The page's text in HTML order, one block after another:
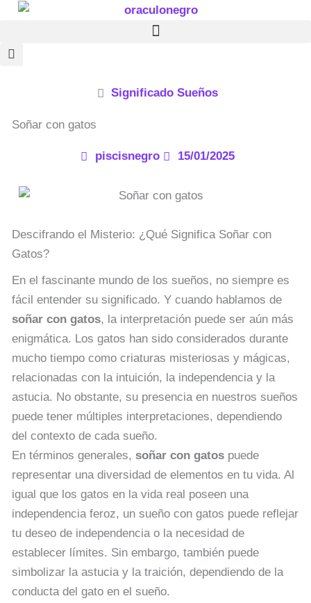
contenido
Significado Sueños
Soñar con gatos
piscisnegro 15/01/2025
Descifrando el Misterio: ¿Qué Significa Soñar con
Gatos?
En el fascinante mundo de los sueños, no siempre es
fácil entender su significado. Y cuando hablamos de
soñar con gatos, la interpretación puede ser aún más
enigmática. Los gatos han sido considerados durante
mucho tiempo como criaturas misteriosas y mágicas,
relacionadas con la intuición, la independencia y la
astucia. No obstante, su presencia en nuestros sueños
puede tener múltiples interpretaciones, dependiendo
del contexto de cada sueño.
En términos generales, soñar con gatos puede
representar una diversidad de elementos en tu vida. Al
igual que los gatos en la vida real poseen una
independencia feroz, un sueño con gatos puede reflejar
tu deseo de independencia o la necesidad de
establecer límites. Sin embargo, también puede
simbolizar la astucia y la traición, dependiendo de la
conducta del gato en el sueño.